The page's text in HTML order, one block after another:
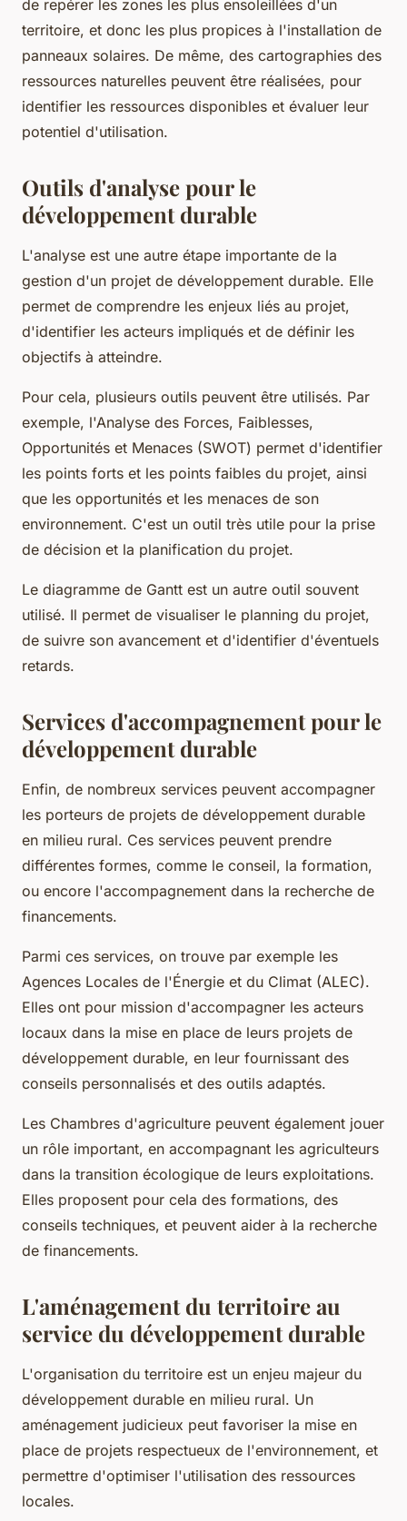
de repérer les zones les plus ensoleillées d'un
territoire, et donc les plus propices à l'installation de
panneaux solaires. De même, des cartographies des
ressources naturelles peuvent être réalisées, pour
identifier les ressources disponibles et évaluer leur
potentiel d'utilisation.
Outils d'analyse pour le
développement durable
L'analyse est une autre étape importante de la
gestion d'un projet de développement durable. Elle
permet de comprendre les enjeux liés au projet,
d'identifier les acteurs impliqués et de définir les
objectifs à atteindre.
Pour cela, plusieurs outils peuvent être utilisés. Par
exemple, l'Analyse des Forces, Faiblesses,
Opportunités et Menaces (SWOT) permet d'identifier
les points forts et les points faibles du projet, ainsi
que les opportunités et les menaces de son
environnement. C'est un outil très utile pour la prise
de décision et la planification du projet.
Le diagramme de Gantt est un autre outil souvent
utilisé. Il permet de visualiser le planning du projet,
de suivre son avancement et d'identifier d'éventuels
retards.
Services d'accompagnement pour le
développement durable
Enfin, de nombreux services peuvent accompagner
les porteurs de projets de développement durable
en milieu rural. Ces services peuvent prendre
différentes formes, comme le conseil, la formation,
ou encore l'accompagnement dans la recherche de
financements.
Parmi ces services, on trouve par exemple les
Agences Locales de l'Énergie et du Climat (ALEC).
Elles ont pour mission d'accompagner les acteurs
locaux dans la mise en place de leurs projets de
développement durable, en leur fournissant des
conseils personnalisés et des outils adaptés.
Les Chambres d'agriculture peuvent également jouer
un rôle important, en accompagnant les agriculteurs
dans la transition écologique de leurs exploitations.
Elles proposent pour cela des formations, des
conseils techniques, et peuvent aider à la recherche
de financements.
L'aménagement du territoire au
service du développement durable
L'organisation du territoire est un enjeu majeur du
développement durable en milieu rural. Un
aménagement judicieux peut favoriser la mise en
place de projets respectueux de l'environnement, et
permettre d'optimiser l'utilisation des ressources
locales.